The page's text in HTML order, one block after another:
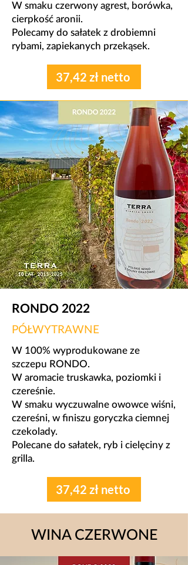
W smaku czerwony agrest, borówka,
cierpkość aronii.
Polecamy do sałatek z drobiemni
rybami, zapiekanych przekąsek.
37,42 zł netto
RONDO 2022
PÓŁWYTRAWNE
W 100% wyprodukowane ze
szczepu RONDO.
​W aromacie truskawka, poziomki i
czereśnie.
W smaku wyczuwalne owowce wiśni,
czereśni, w finiszu goryczka ciemnej
czekolady.
​Polecane do sałatek, ryb i cielęciny z
grilla.
37,42 zł netto
WINA CZERWONE